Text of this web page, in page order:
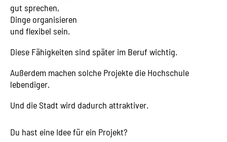
gut sprechen,
Dinge organisieren
und flexibel sein.
Diese Fähigkeiten sind später im Beruf wichtig.
Außerdem machen solche Projekte die Hochschule
lebendiger.
Und die Stadt wird dadurch attraktiver.
Du hast eine Idee für ein Projekt?